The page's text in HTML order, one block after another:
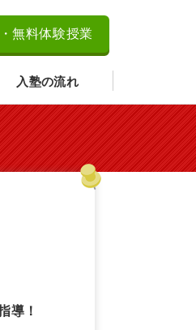
無料体験授業
入塾の流れ
導！